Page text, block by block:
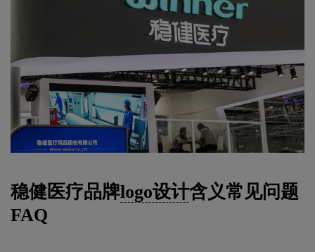
稳健医疗品牌logo设计含义常见问题
FAQ